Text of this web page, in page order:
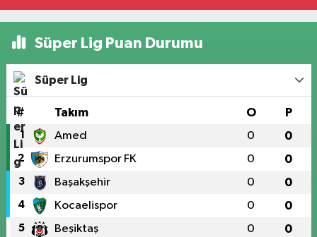
Süper Lig Puan Durumu
Süper Lig
# Takım O P
1 Amed 0 0
2 Erzurumspor FK 0 0
3 Başakşehir 0 0
4 Kocaelispor 0 0
5 Beşiktaş 0 0